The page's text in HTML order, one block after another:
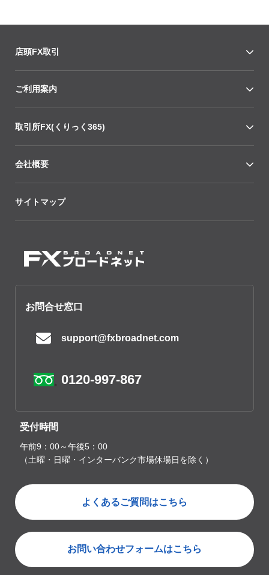
店頭FX取引
ご利用案内
取引所FX(くりっく365)
会社概要
サイトマップ
お問合せ窓口
support@fxbroadnet.com
0120-997-867
受付時間
午前9：00～午後5：00
（土曜・日曜・インターバンク市場休場日を除く）
よくあるご質問はこちら
お問い合わせフォームはこちら